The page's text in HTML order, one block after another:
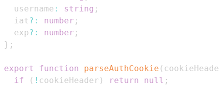
  username
: string ;
  iat
? : number ;
  exp
? : number ;
} ;
export function parseAuthCookie ( cookieHeader
if
( ! cookieHeader ) return null ;